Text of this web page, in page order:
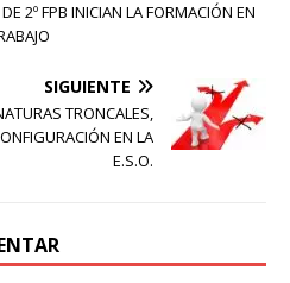
2º FPB INICIAN LA FORMACIÓN EN
SIGUIENTE
TRONCALES,
EN LA
E.S.O.